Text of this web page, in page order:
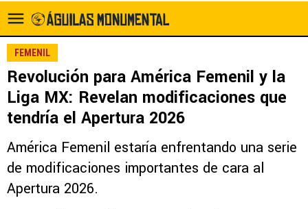
FEMENIL
Revolución para América Femenil y la
Liga MX: Revelan modificaciones que
tendría el Apertura 2026
América Femenil estaría enfrentando una serie
de modificaciones importantes de cara al
Apertura 2026.